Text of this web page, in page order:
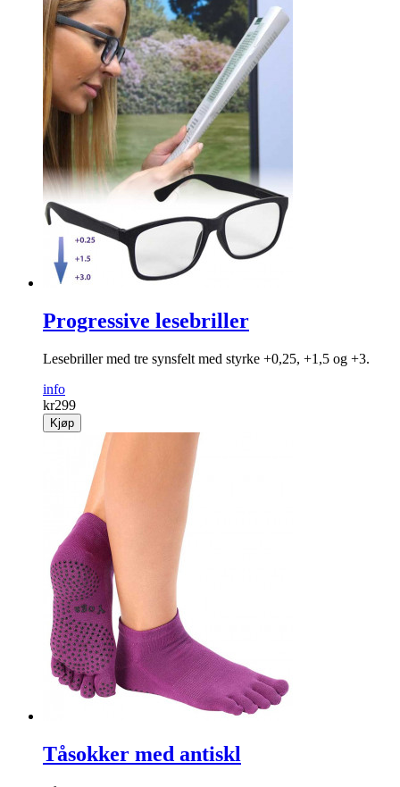
Progressive lesebriller
Lesebriller med tre synsfelt med styrke +0,25, +1,5 og +3.
info
kr299
Kjøp
Tåsokker med antiskl